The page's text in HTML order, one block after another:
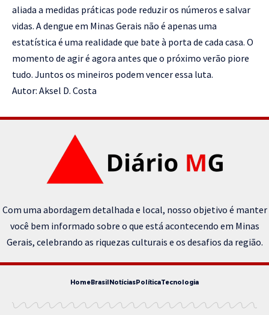
aliada a medidas práticas pode reduzir os números e salvar
vidas. A dengue em Minas Gerais não é apenas uma
estatística é uma realidade que bate à porta de cada casa. O
momento de agir é agora antes que o próximo verão piore
tudo. Juntos os mineiros podem vencer essa luta.
Autor: Aksel D. Costa
Com uma abordagem detalhada e local, nosso objetivo é manter
você bem informado sobre o que está acontecendo em Minas
Gerais, celebrando as riquezas culturais e os desafios da região.
HomeBrasilNotíciasPolíticaTecnologia